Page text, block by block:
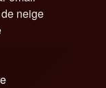
neige